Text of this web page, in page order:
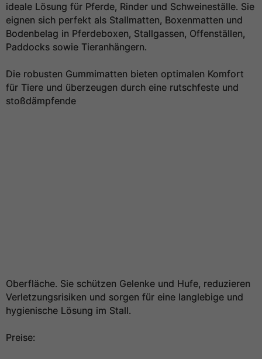
ideale Lösung für Pferde, Rinder und Schweineställe. Sie
eignen sich perfekt als Stallmatten, Boxenmatten und
Bodenbelag in Pferdeboxen, Stallgassen, Offenställen,
Paddocks sowie Tieranhängern.
Die robusten Gummimatten bieten optimalen Komfort
für Tiere und überzeugen durch eine rutschfeste und
stoßdämpfende
Oberfläche. Sie schützen Gelenke und Hufe, reduzieren
Verletzungsrisiken und sorgen für eine langlebige und
hygienische Lösung im Stall.
Preise: